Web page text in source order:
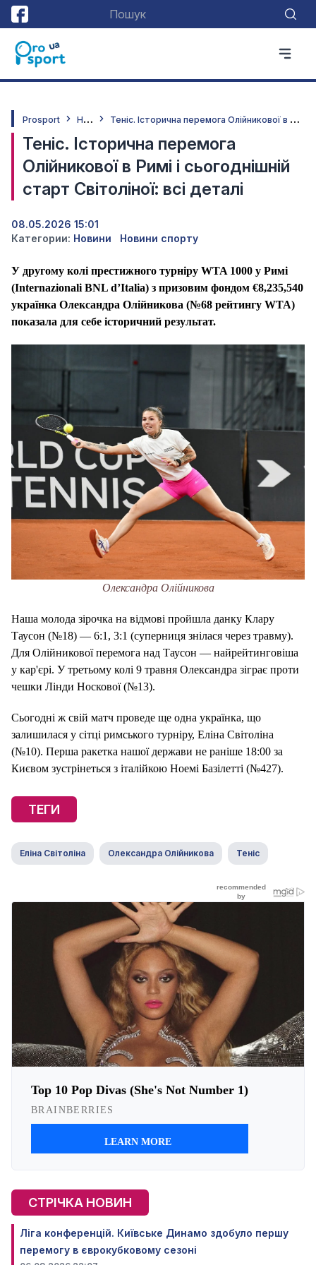
Prosport Н
овини Т
еніс. Історична перемога Олійникової в Римі і сьогоднішній старт Світоліної: всі деталі
Теніс. Історична перемога
Олійникової в Римі і сьогоднішній
старт Світоліної: всі деталі
08.05.2026 15:01
Категории: Новини Новини спорту
У другому колі престижного турніру WTA 1000 у Римі
(Internazionali BNL d’Italia) з призовим фондом €8,235,540
українка Олександра Олійникова (№68 рейтингу WTA)
показала для себе історичний результат.
Олександра Олійникова
Наша молода зірочка на відмові пройшла данку Клару
Таусон (№18) — 6:1, 3:1 (суперниця знілася через травму).
Для Олійникової перемога над Таусон — найрейтинговіша
у кар'єрі. У третьому колі 9 травня Олександра зіграє проти
чешки Лінди Носкової (№13).
Сьогодні ж свій матч проведе ще одна українка, що
залишилася у сітці римського турніру, Еліна Світоліна
(№10). Перша ракетка нашої держави не раніше 18:00 за
Києвом зустрінеться з італійкою Ноемі Базілетті (№427).
ТЕГИ
Еліна Світоліна Олександра Олійникова Теніс
СТРІЧКА НОВИН
Ліга конференцій. Київське Динамо здобуло першу
перемогу в єврокубковому сезоні